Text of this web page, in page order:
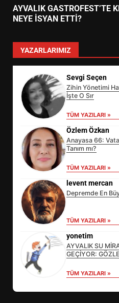
AYVALIK GASTROFEST’TE
NEYE İSYAN ETTİ?
YAZARLARIMIZ
Sevgi Seçen
Zihin Yönetimi
İşte O Sır
TÜM YAZILARI »
Özlem Özkan
Anayasa 66:
Tanım mı?
TÜM YAZILARI »
levent mercan
Depremde En
TÜM YAZILARI »
yonetim
AYVALIK SU
GEÇİYOR:
TÜM YAZILARI »
DEĞİŞECEK?